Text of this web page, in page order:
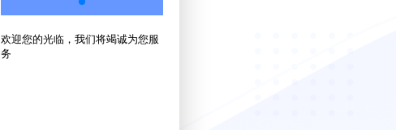
欢迎您的光临，我们将竭诚为您服
务